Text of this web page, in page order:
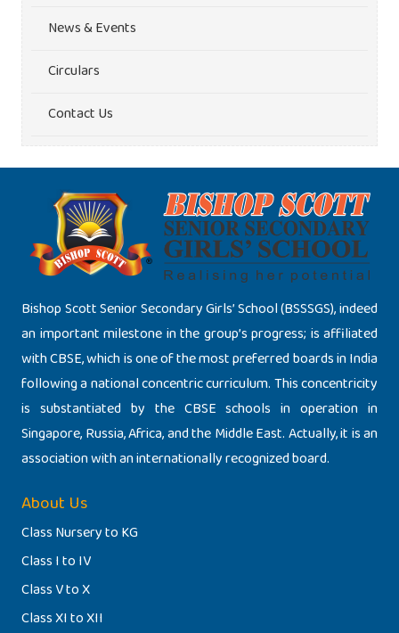
News & Events
Circulars
Contact Us
Bishop Scott Senior Secondary Girls’ School (BSSSGS), indeed
an important milestone in the group’s progress; is affiliated
with CBSE, which is one of the most preferred boards in India
following a national concentric curriculum. This concentricity
is substantiated by the CBSE schools in operation in
Singapore, Russia, Africa, and the Middle East. Actually, it is an
association with an internationally recognized board.
About Us
Class Nursery to KG
Class I to IV
Class V to X
Class XI to XII